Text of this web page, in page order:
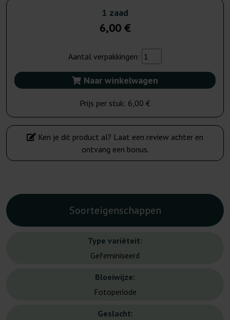
1 zaad
6,00 €
Aantal verpakkingen:
Naar winkelwagen
Prijs per stuk: 6,00 €
Ken je dit product al? Laat een review achter en
ontvang een bonus.
Soorteigenschappen
Type variëteit:
Gefeminiseerd
Bloeiwijze:
Fotoperiode
Geslacht: